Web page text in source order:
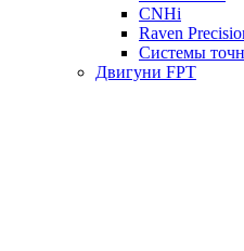
CNHi
Raven
Системы
Двигуни FPT